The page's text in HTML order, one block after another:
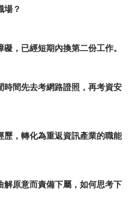
場？
，已經短期內換第二份工作。
時間先去考網路證照，再考資安
歷，轉化為重返資訊產業的職能
解原意而責備下屬，如何思考下